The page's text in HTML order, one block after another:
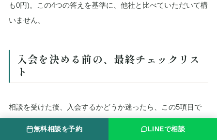
無料相談を予約 LINEで相談
も0円)。この4つの答えを基準に、他社と比べていただいて構
いません。
入会を決める前の、最終チェックリス
ト
相談を受けた後、入会するかどうか迷ったら、この5項目で